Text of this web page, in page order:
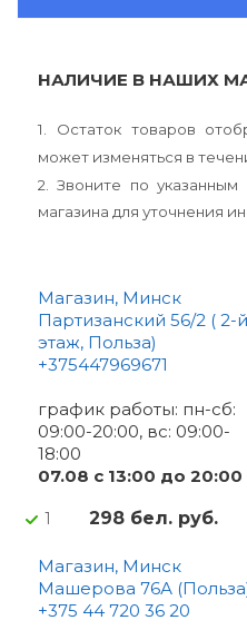
НАЛИЧИЕ В НАШИХ
1. Остаток товаров
может изменяться в
2. Звоните по
магазина для уточнения
Магазин, Минск
Партизанский 56/2 ( 2-й
этаж, Польза)
+375447969671
график работы: пн-сб:
09:00-20:00, вс: 09:00-
18:00
07.08 c 13:00 до 20:00
1 298 бел. руб.
Магазин, Минск
Машерова 76А
+375 44 720 36 20